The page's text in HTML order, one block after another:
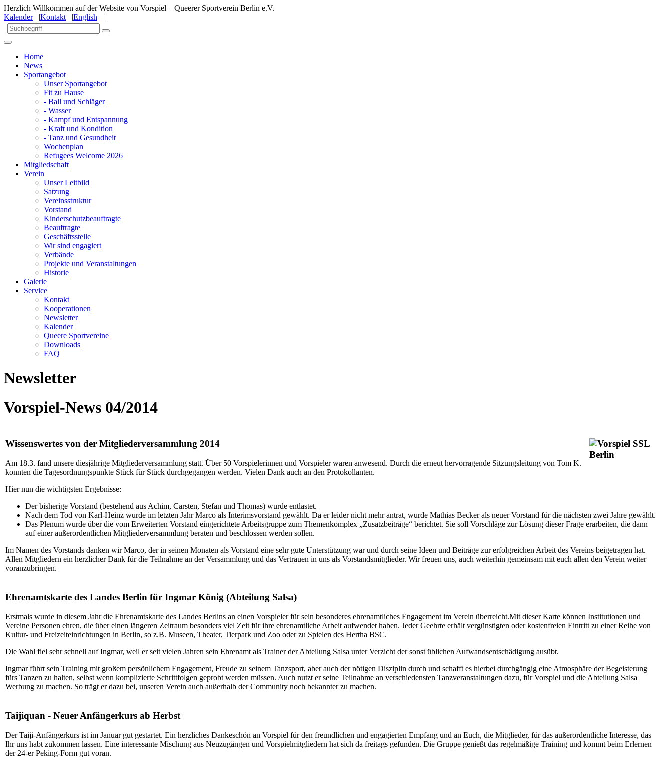
Herzlich Willkommen auf der Website von Vorspiel – Queerer Sportverein Berlin e.V.
Kalender|Kontakt |English |
Home
News
Sportangebot
Unser Sportangebot
Fit zu Hause
- Ball und Schläger
- Wasser
- Kampf und Entspannung
- Kraft und Kondition
- Tanz und Gesundheit
Wochenplan
Refugees Welcome 2026
Mitgliedschaft
Verein
Unser Leitbild
Satzung
Vereinsstruktur
Vorstand
Kinderschutzbeauftragte
Beauftragte
Geschäftsstelle
Wir sind engagiert
Verbände
Projekte und Veranstaltungen
Historie
Galerie
Service
Kontakt
Kooperationen
Newsletter
Kalender
Queere Sportvereine
Downloads
FAQ
Newsletter
Vorspiel-News 04/2014
Wissenswertes von der Mitgliederversammlung 2014
Am 18.3. fand unsere diesjährige Mitgliederversammlung statt. Über 50 Vorspielerinnen und Vorspieler waren anwesend. Durch die erneut hervorragende Sitzungsleitung von Tom K.
konnten die Tagesordnungspunkte Stück für Stück durchgegangen werden. Vielen Dank auch an den Protokollanten.
Hier nun die wichtigsten Ergebnisse:
Der bisherige Vorstand (bestehend aus Achim, Carsten, Stefan und Thomas) wurde entlastet.
Nach dem Tod von Karl-Heinz wurde im letzten Jahr Marco als Interimsvorstand gewählt. Da er leider nicht mehr antrat, wurde Mathias Becker als neuer Vorstand für die nächsten zwei Jahre gewählt.
Das Plenum wurde über die vom Erweiterten Vorstand eingerichtete Arbeitsgruppe zum Themenkomplex „Zusatzbeiträge“ berichtet. Sie soll Vorschläge zur Lösung dieser Frage erarbeiten, die dann
auf einer außerordentlichen Mitgliederversammlung beraten und beschlossen werden sollen.
Im Namen des Vorstands danken wir Marco, der in seinen Monaten als Vorstand eine sehr gute Unterstützung war und durch seine Ideen und Beiträge zur erfolgreichen Arbeit des Vereins beigetragen hat.
Allen Mitgliedern ein herzlicher Dank für die Teilnahme an der Versammlung und das Vertrauen in uns als Vorstandsmitglieder. Wir freuen uns, auch weiterhin gemeinsam mit euch allen den Verein weiter
voranzubringen.
Ehrenamtskarte des Landes Berlin für Ingmar König (Abteilung Salsa)
Erstmals wurde in diesem Jahr die Ehrenamtskarte des Landes Berlins an einen Vorspieler für sein besonderes ehrenamtliches Engagement im Verein überreicht.Mit dieser Karte können Institutionen und
Vereine Personen ehren, die über einen längeren Zeitraum besonders viel Zeit für ihre ehrenamtliche Arbeit aufwendet haben. Jeder Geehrte erhält vergünstigten oder kostenfreien Eintritt zu einer Reihe von
Kultur- und Freizeiteinrichtungen in Berlin, so z.B. Museen, Theater, Tierpark und Zoo oder zu Spielen des Hertha BSC.
Die Wahl fiel sehr schnell auf Ingmar, weil er seit vielen Jahren sein Ehrenamt als Trainer der Abteilung Salsa unter Verzicht der sonst üblichen Aufwandsentschädigung ausübt.
Ingmar führt sein Training mit großem persönlichem Engagement, Freude zu seinem Tanzsport, aber auch der nötigen Disziplin durch und schafft es hierbei durchgängig eine Atmosphäre der Begeisterung
fürs Tanzen zu halten, selbst wenn komplizierte Schrittfolgen geprobt werden müssen. Auch nutzt er seine Teilnahme an verschiedensten Tanzveranstaltungen dazu, für Vorspiel und die Abteilung Salsa
Werbung zu machen. So trägt er dazu bei, unseren Verein auch außerhalb der Community noch bekannter zu machen.
Taijiquan - Neuer Anfängerkurs ab Herbst
Der Taiji-Anfängerkurs ist im Januar gut gestartet. Ein herzliches Dankeschön an Vorspiel für den freundlichen und engagierten Empfang und an Euch, die Mitglieder, für das außerordentliche Interesse, das
Ihr uns habt zukommen lassen. Eine interessante Mischung aus Neuzugängen und Vorspielmitgliedern hat sich da freitags gefunden. Die Gruppe genießt das regelmäßige Training und kommt beim Erlernen
der 24-er Peking-Form gut voran.